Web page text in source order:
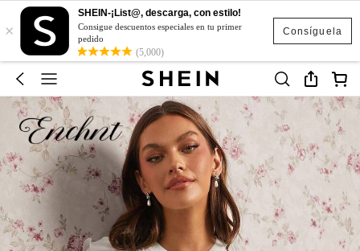
Consíguela
×
SHEIN-¡List@, descarga, con estilo!
Consigue descuentos especiales en tu primer
pedido
(5,000)